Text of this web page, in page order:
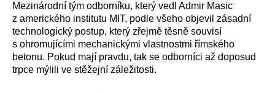
Mezinárodní tým odborníku, který vedl Admir Masic
z amerického institutu MIT, podle všeho objevil zásadní
technologický postup, který zřejmě těsně souvisí
s ohromujícími mechanickými vlastnostmi římského
betonu. Pokud mají pravdu, tak se odborníci až doposud
trpce mýlili ve stěžejní záležitosti.